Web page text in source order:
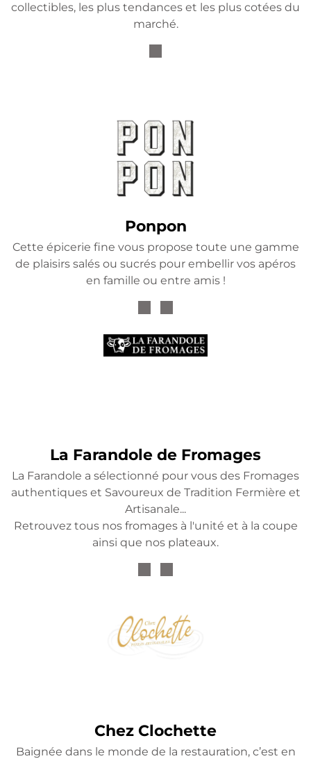
collectibles, les plus tendances et les plus cotées du
marché.
Ponpon
Cette épicerie fine vous propose toute une gamme
de plaisirs salés ou sucrés pour embellir vos apéros
en famille ou entre amis !
La Farandole de Fromages
La Farandole a sélectionné pour vous des Fromages
authentiques et Savoureux de Tradition Fermière et
Artisanale...
Retrouvez tous nos fromages à l'unité et à la coupe
ainsi que nos plateaux.
Chez Clochette
Baignée dans le monde de la restauration, c’est en